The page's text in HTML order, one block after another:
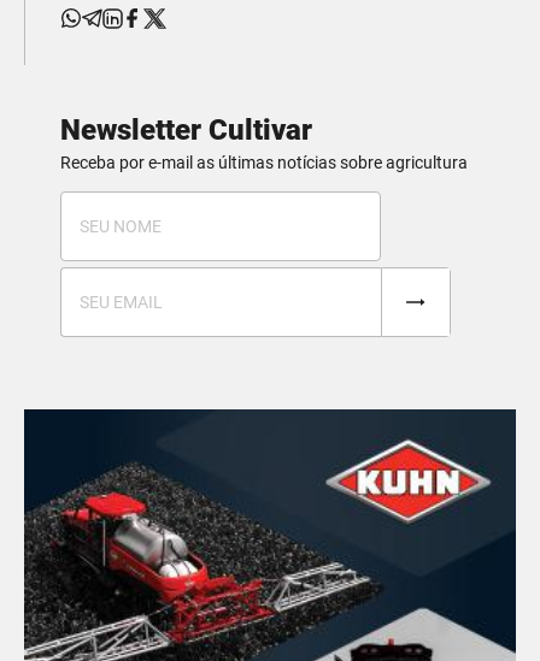
Newsletter Cultivar
Receba por e-mail as últimas notícias sobre agricultura